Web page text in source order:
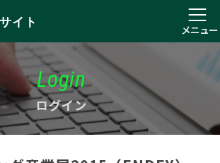
イト
メニュー
Login
ログイン